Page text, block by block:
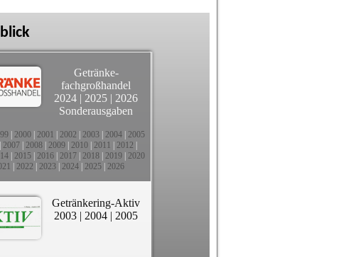
Getränke-
fachgroßhandel
2024 | 2025 | 2026
Sonderausgaben
2000 2001 2002 2003 2004 2005
2007 2008 2009 2010 2011 2012
2015 2016 2017 2018 2019 2020
2022 2023| 2024| 2025| 2026
Getränkering-Aktiv
2003 | 2004 | 2005